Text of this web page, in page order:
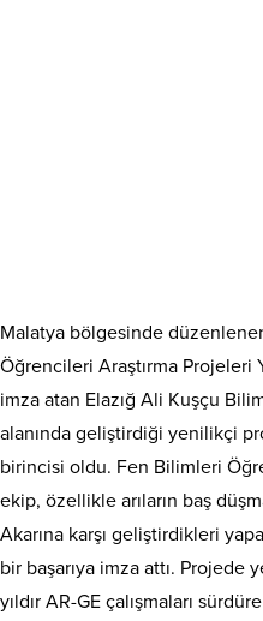
Malatya bölgesinde
Öğrencileri Araştırma Projeleri
imza atan Elazığ Ali Kuşçu
alanında geliştirdiği yenilikçi
birincisi oldu. Fen Bilimleri
ekip, özellikle arıların baş
Akarına karşı geliştirdikleri
bir başarıya imza attı. Projede
yıldır AR-GE çalışmaları